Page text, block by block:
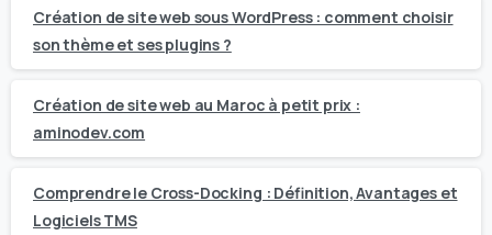
Création de site web sous WordPress : comment choisir
son thème et ses plugins ?
Création de site web au Maroc à petit prix :
aminodev.com
Comprendre le Cross-Docking : Définition, Avantages et
Logiciels TMS